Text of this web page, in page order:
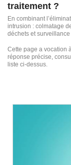
traitement ?
En combinant
intrusion : colmatage
déchets et
Cette page a vocation
réponse précise,
liste ci-dessus.